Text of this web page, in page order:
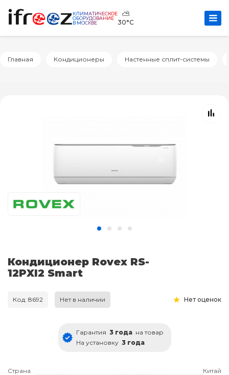
КЛИМАТИЧЕСКОЕ
ОБОРУДОВАНИЕ
В МОСКВЕ
⛅
30°C
Главная Кондиционеры Настенные сплит-системы
Кондиционер Rovex RS-
12PXI2 Smart
Код: 8692 Нет в наличии Нет оценок
Гарантия 3 года на товар
На установку 3 года
Страна Китай